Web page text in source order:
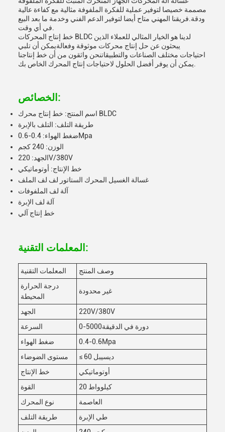
مصممة خصيصا لتوفير عملية للفكرة الملفوفة مثالية مع كفاءة عالية
ودقة.فريقنا المهني متاح أيضا لتوفير الدعم الفني وخدمة ما بعد البيع
خط إنتاج المحركات BLDC لدينا هو الخيار المثالي للعملاء الذين
يبحثون عن حل إنتاج محركات موثوقة وفعالةيمكن أن تلبي
احتياجات مختلف الصناعات والتطبيقاتنحن واثقون من أن خط إنتاجنا
الخصائص:
اسم المنتج: خط إنتاج محرك BLDC
طريقة التلف: التلف بالإبرة
ضغط الهواء: 0.4-0.6Mpa
الوزن: 240 كجم
الجهد: 220V/380V
خط الإنتاج: أوتوماتيكي
غسالة الغسيل المحرك الستاتور لف لف الملف
آلة لف الملفوفات
آلة لف الإبرة
خط إنتاج آلي
المعلمات التقنية:
المعلمات التقنية
وصف المنتج
درجة الحرارة
المحيطة
غير محدودة
الجهد
220V/380V
السرعة
0-5000دورة في الدقيقة
ضغط الهواء
0.4-0.6Mpa
مستوى الضوضاء
≤ 60 ديسيبل
خط الإنتاج
أوتوماتيكي
القوة
20 كيلوواط
نوع المحرك
العاصمة
طريقة التلف
طي الإبرة